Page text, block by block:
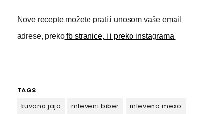
Nove recepte možete pratiti unosom vaše email
adrese, prekofb stranice, ili preko instagrama.
TAGS
kuvana jaja
mleveni biber
mleveno meso